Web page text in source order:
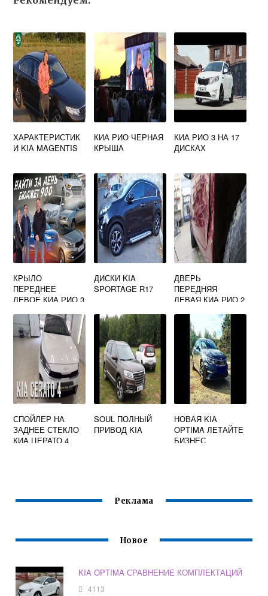
ХАРАКТЕРИСТИК
И KIA MAGENTIS
КИА РИО ЧЕРНАЯ
КРЫША
КИА РИО 3 НА 17
ДИСКАХ
КРЫЛО
ПЕРЕДНЕЕ
ЛЕВОЕ КИА РИО 3
ДИСКИ KIA
SPORTAGE R17
ДВЕРЬ
ПЕРЕДНЯЯ
ЛЕВАЯ КИА РИО 2
СПОЙЛЕР НА
ЗАДНЕЕ СТЕКЛО
КИА ЦЕРАТО 4
SOUL ПОЛНЫЙ
ПРИВОД KIA
НОВАЯ KIA
OPTIMA ЛЕТАЙТЕ
БИЗНЕС
Реклама
Новое
KIA OPTIMA СРАВНЕНИЕ КОМПЛЕКТАЦИЙ
4113